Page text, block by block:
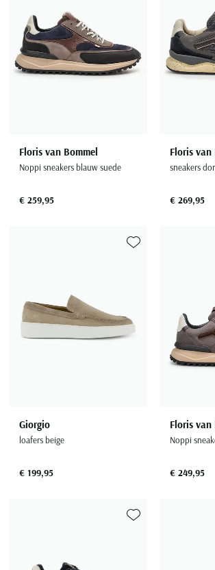
Floris van Bommel
Noppi sneakers blauw suede
€ 259,95
Floris van
€ 269,95
Giorgio
loafers beige
€ 199,95
Floris van
Noppi
€ 249,95